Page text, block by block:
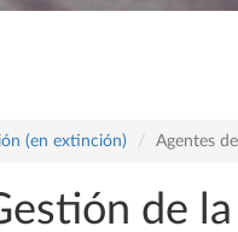
(en extinción) Agentes
de